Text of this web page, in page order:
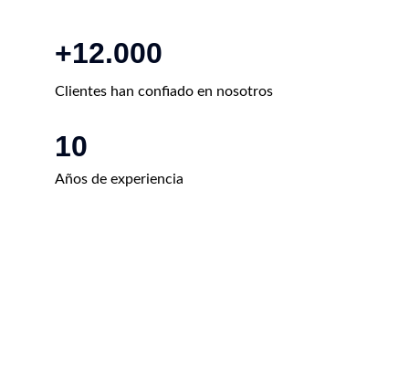
+12.000
10
Años de experiencia
Clientes han confiado en nosotros